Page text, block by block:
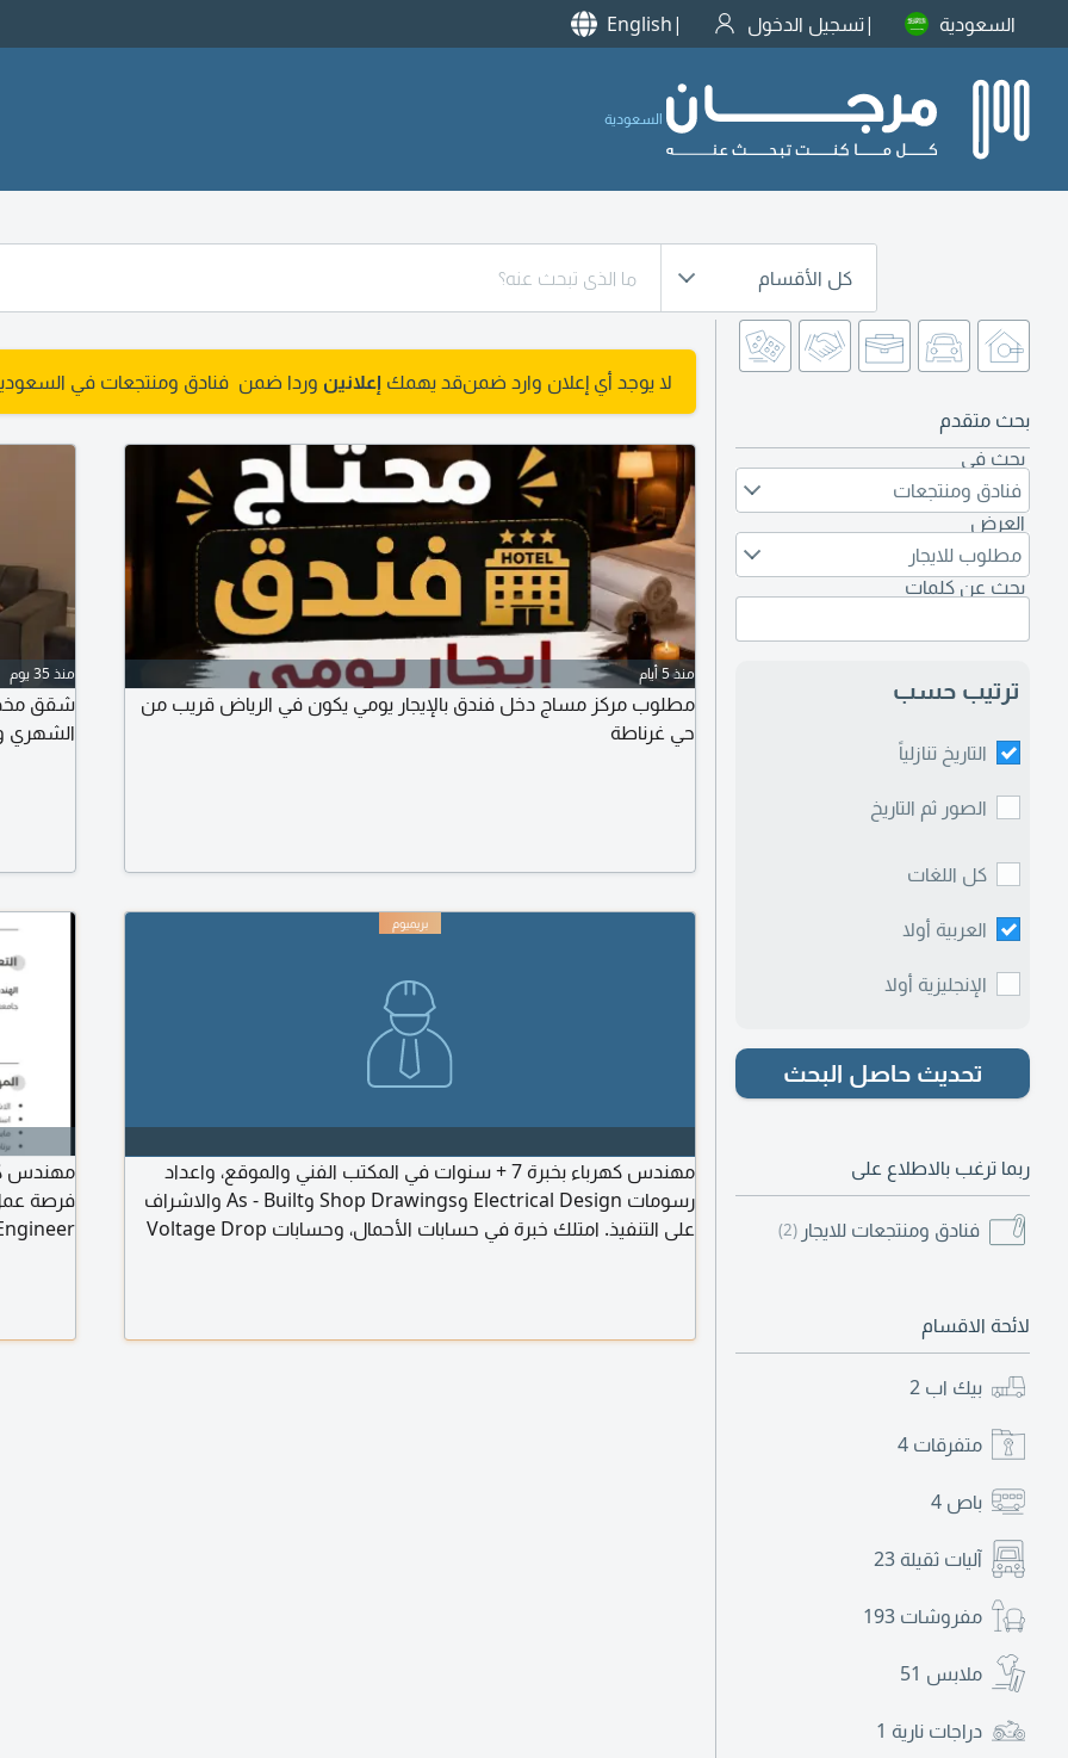
السعودية تسجيل الدخول English
السعودية
كل الأقسام
بحث متقدم
بحث في
فنادق ومنتجعات
العرض
مطلوب للايجار
بحث عن كلمات
ترتيب حسب
التاريخ تنازلياً
الصور ثم التاريخ
كل اللغات
العربية أولا
الإنجليزية أولا
تحديث حاصل البحث
ربما ترغب بالاطلاع على
فنادق ومنتجعات للايجار (2)
لائحة الاقسام
بيك اب 2
متفرقات 4
باص 4
آليات ثقيلة 23
مفروشات 193
ملابس 51
دراجات نارية 1
لا يوجد أي إعلان وارد ضمنقد يهمك إعلانين وردا ضمن فنادق ومنتجعات في
منذ 5 أيام
مطلوب مركز مساج دخل فندق بالإيجار يومي يكون في الرياض قريب من
حي غرناطة
منذ 35 يوم
شقق
الشهري
مهندس كهرباء بخبرة 7 + سنوات في المكتب الفني والموقع، واعداد
رسومات Electrical Design وShop Drawings وAs - Built والاشراف
على التنفيذ. امتلك خبرة في حسابات الأحمال، وحسابات Voltage Drop
مهندس
مقيم